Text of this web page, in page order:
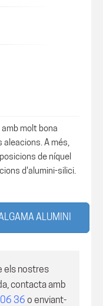
molt bona
aleacions. A més,
de níquel
d'alumini-silici.
ALUMINI
els nostres
contacta amb
36 o enviant-